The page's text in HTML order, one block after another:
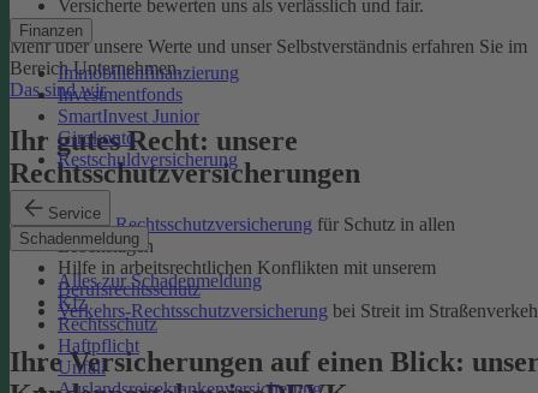
Finanzen
Immobilienfinanzierung
Investmentfonds
SmartInvest Junior
Girokonto
Restschuldversicherung
Service
Schadenmeldung
Alles zur Schadenmeldung
Kfz
Rechtsschutz
Haftpflicht
Unfall
Auslandsreisekrankenversicherung
Versicherte bewerten uns als verlässlich und fair.
Mehr über unsere Werte und unser Selbstverständnis erfahren Sie im
Bereich Unternehmen.
Das sind wir
Ihr gutes Recht: unsere
Rechtsschutzversicherungen
Private Rechtsschutzversicherung für Schutz in allen
Lebenslagen
Hilfe in arbeitsrechtlichen Konflikten mit unserem
Berufsrechtsschutz
Verkehrs-Rechtsschutzversicherung bei Streit im
Ihre Versicherungen auf einen Blick: